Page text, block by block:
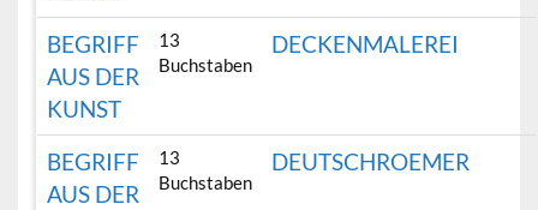
BEGRIFF
AUS DER
KUNST
13
Buchstaben
DECKENMALEREI
BEGRIFF
AUS DER
13
Buchstaben
DEUTSCHROEMER